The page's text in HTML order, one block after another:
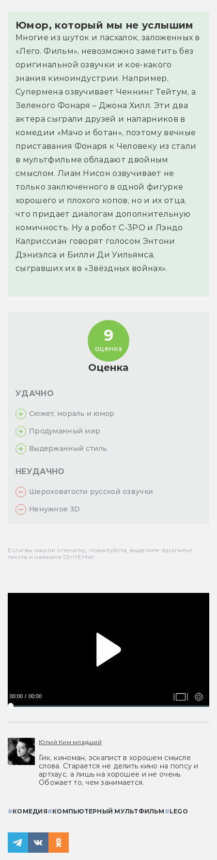
Юмор, который мы не услышим
Многие из шуток и пасхалок, заложенных в
«Лего. Фильм», невозможно заметить без
оригинальной озвучки и кое-какого
знания киноиндустрии. Например,
Супермена озвучивает Ченнинг Тейтум, а
Зеленого Фонаря – Джона Хилл. Эти два
актера сыграли друзей и напарников в
комедии «Мачо и ботан», поэтому вечные
приставания Фонаря к Человеку из стали
в мультфильме обладают двойным
смыслом. Лиам Нисон озвучивает не
только заключенного в одной фигурке
хорошего и плохого копов, но и их отца,
что придает диалогам дополнительную
комичность. Ну а робот C-3PO и Лэндо
Калриссиан говорят голосом Энтони
Дэниэлса и Билли Ди Уильямса,
сыгравших их в «Звёздных войнах».
Оценка
9
оценка
УДАЧНО
Сюжет, мораль и юмор
Продуманный мир
Выдержанный стиль
НЕУДАЧНО
Шероховатости русской озвучки
Ненужное 3D
Если вы нашли опечатку, пожалуйста, выделите фрагмент
текста и нажмите Ctrl+Enter.
00:00 00:00
Юлий Ким младший
Гик, киноман, эскапист в хорошем смысле
слова. Старается не делить кино на попсу и
артхаус, а лишь на хорошее и не очень.
Обожает то, чем занимается.
#КОМЕДИЯ#КОМПЬЮТЕРНЫЙ МУЛЬТФИЛЬМ #LEGO